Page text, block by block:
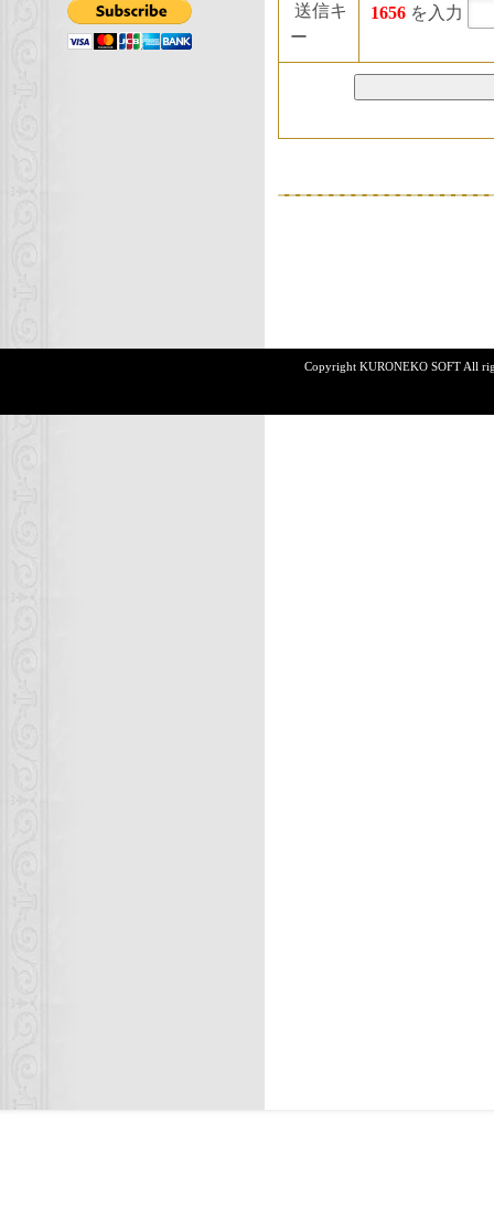
送信キ
ー
1656 を入力
Copyright KURONEKO SOFT All